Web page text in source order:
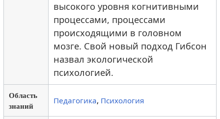
высокого уровня когнитивными
процессами, процессами
происходящими в головном
мозге. Свой новый подход Гибсон
назвал экологической
психологией.
Область
знаний
Педагогика, Психология